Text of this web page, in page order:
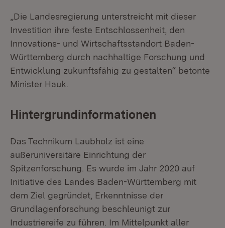
„Die Landesregierung unterstreicht mit dieser
Investition ihre feste Entschlossenheit, den
Innovations- und Wirtschaftsstandort Baden-
Württemberg durch nachhaltige Forschung und
Entwicklung zukunftsfähig zu gestalten“ betonte
Minister Hauk.
Hintergrundinformationen
Das Technikum Laubholz ist eine
außeruniversitäre Einrichtung der
Spitzenforschung. Es wurde im Jahr 2020 auf
Initiative des Landes Baden-Württemberg mit
dem Ziel gegründet, Erkenntnisse der
Grundlagenforschung beschleunigt zur
Industriereife zu führen. Im Mittelpunkt aller